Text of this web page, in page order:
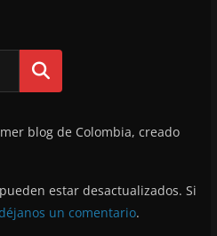
Buscar
blog de Colombia, creado
estar desactualizados. Si
un comentario.